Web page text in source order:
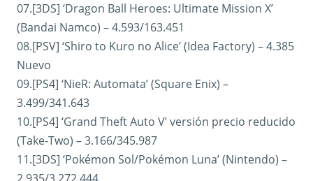
07.[3DS] ‘Dragon Ball Heroes: Ultimate Mission X’
(Bandai Namco) – 4.593/163.451
08.[PSV] ‘Shiro to Kuro no Alice’ (Idea Factory) – 4.385
Nuevo
09.[PS4] ‘NieR: Automata’ (Square Enix) –
3.499/341.643
10.[PS4] ‘Grand Theft Auto V’ versión precio reducido
(Take-Two) – 3.166/345.987
11.[3DS] ‘Pokémon Sol/Pokémon Luna’ (Nintendo) –